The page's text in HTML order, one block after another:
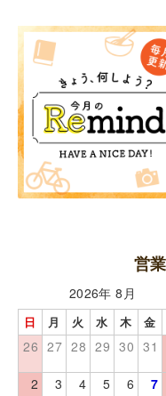
（A-
個
営
2026年 8月
日 月 火 水 木 金
26 27 28 29 30 31
2 3 4 5 6 7